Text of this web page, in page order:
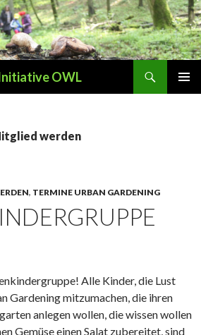
OWL
werden
, TERMINE URBAN GARDENING
Alle Kinder, die Lust
Gardening mitzumachen, die ihren
anlegen wollen, die wissen wollen
Gemüse einen Salat zubereitet, sind